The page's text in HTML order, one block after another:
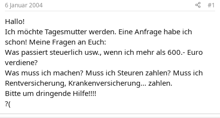
e
r
t
6 Januar 2004 #1
Hallo!
Ich möchte Tagesmutter werden. Eine Anfrage habe ich
schon! Meine Fragen an Euch:
Was passiert steuerlich usw., wenn ich mehr als 600.- Euro
verdiene?
Was muss ich machen? Muss ich Steuren zahlen? Muss ich
Rentversicherung, Krankenversicherung... zahlen.
Bitte um dringende Hilfe!!!!
?(